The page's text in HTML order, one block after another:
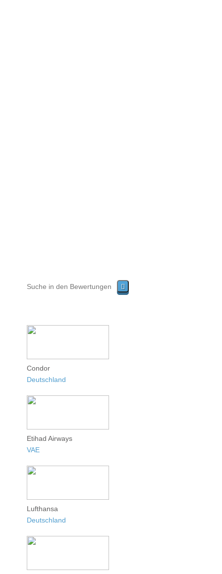
Condor
Deutschland
Etihad Airways
VAE
Lufthansa
Deutschland